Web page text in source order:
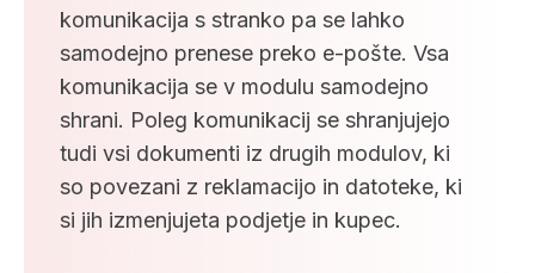
komunikacija s stranko pa se lahko
samodejno prenese preko e-pošte. Vsa
komunikacija se v modulu samodejno
shrani. Poleg komunikacij se shranjujejo
tudi vsi dokumenti iz drugih modulov, ki
so povezani z reklamacijo in datoteke, ki
si jih izmenjujeta podjetje in kupec.